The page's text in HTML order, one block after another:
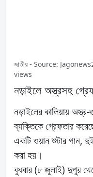
জাতীয় - Source:
views
নড়াইলে অস্ত্রসহ
নড়াইলের কালিয়ায়
ব্যক্তিকে গ্রেফতার
একটি ওয়ান শুটার গান,
করা হয়।
বুধবার (৮ জুলাই) দুপুর